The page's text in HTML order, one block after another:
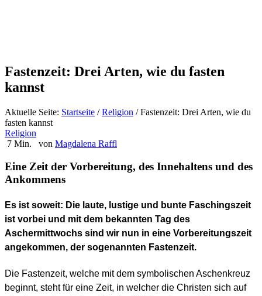
Fastenzeit: Drei Arten, wie du fasten
kannst
Aktuelle Seite: Startseite / Religion /Fastenzeit: Drei Arten, wie du
fasten kannst
Religion
7 Min.
von Magdalena Raffl
Eine Zeit der Vorbereitung, des Innehaltens und des
Ankommens
Es ist soweit: Die laute, lustige und bunte Faschingszeit
ist vorbei und mit dem bekannten Tag des
Aschermittwochs sind wir nun in eine Vorbereitungszeit
angekommen, der sogenannten Fastenzeit.
Die Fastenzeit, welche mit dem symbolischen Aschenkreuz
beginnt, steht für eine Zeit, in welcher die Christen sich auf